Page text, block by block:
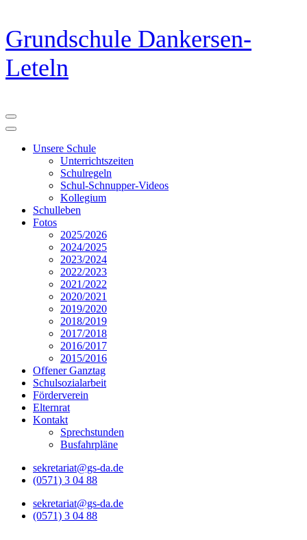
Zum
Inhalt
springen
(Eingabetaste
drücken)
Grundschule Dankersen-
Leteln
Unsere Schule
Unterrichtszeiten
Schulregeln
Schul-Schnupper-Videos
Kollegium
Schulleben
Fotos
2025/2026
2024/2025
2023/2024
2022/2023
2021/2022
2020/2021
2019/2020
2018/2019
2017/2018
2016/2017
2015/2016
Offener Ganztag
Schulsozialarbeit
Förderverein
Elternrat
Kontakt
Sprechstunden
Busfahrpläne
sekretariat@gs-da.de
(0571) 3 04 88
sekretariat@gs-da.de
(0571) 3 04 88